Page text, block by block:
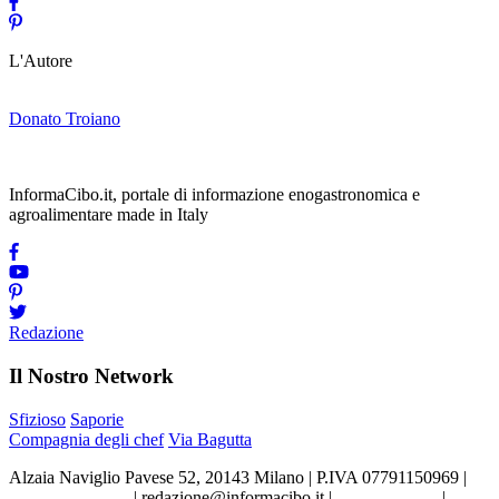
L'Autore
Donato Troiano
InformaCibo.it, portale di informazione enogastronomica e
agroalimentare made in Italy
Redazione
Il Nostro Network
Sfizioso Saporie
Compagnia degli chef Via Bagutta
Alzaia Naviglio Pavese 52, 20143 Milano | P.IVA 07791150969 |